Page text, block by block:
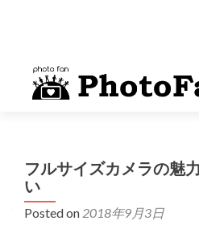
フルサイズカメラの魅
い
Posted on 2018年9月3日